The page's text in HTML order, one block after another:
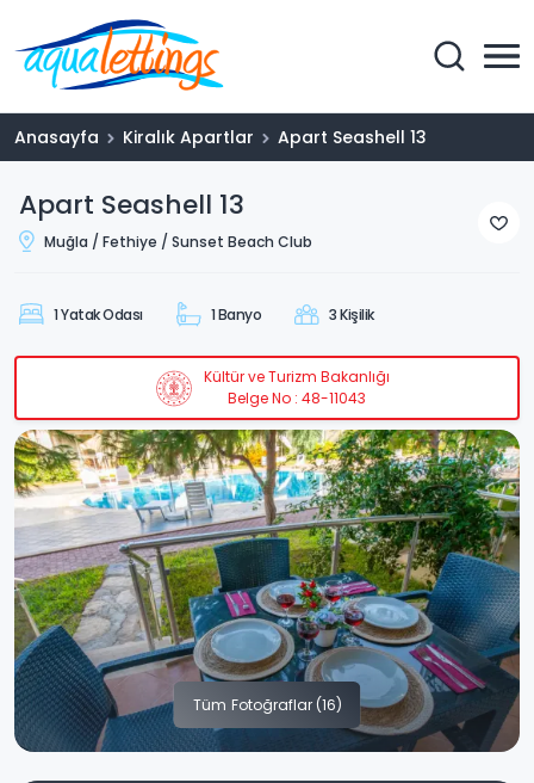
Anasayfa Kiralık Apartlar Apart Seashell 13
Apart Seashell 13
Muğla / Fethiye / Sunset Beach Club
1 Yatak Odası 1 Banyo 3 Kişilik
Kültür ve Turizm Bakanlığı
Belge No : 48-11043
Tüm Fotoğraflar (16)